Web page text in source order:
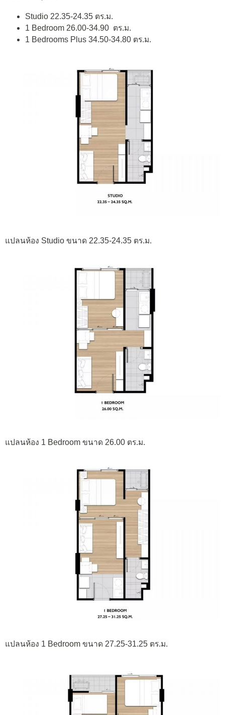
Studio 22.35-24.35 ตร.ม.
1 Bedroom 26.00-34.90 ตร.ม.
1 Bedrooms Plus 34.50-34.80 ตร.ม.
แปลนห้อง Studio ขนาด 22.35-24.35 ตร.ม.
แปลนห้อง 1 Bedroom ขนาด 26.00 ตร.ม.
แปลนห้อง 1 Bedroom ขนาด 27.25-31.25 ตร.ม.